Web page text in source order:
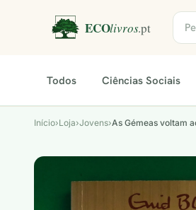
Todos Ciências Sociais
Início›Loja›Jovens›As Gémeas voltam